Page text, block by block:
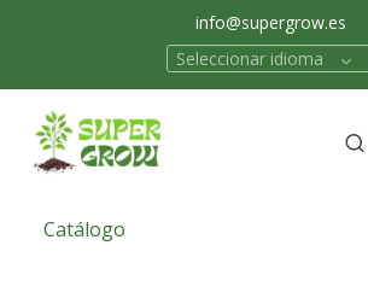
info@supergrow.es
Seleccionar idioma
Catálogo